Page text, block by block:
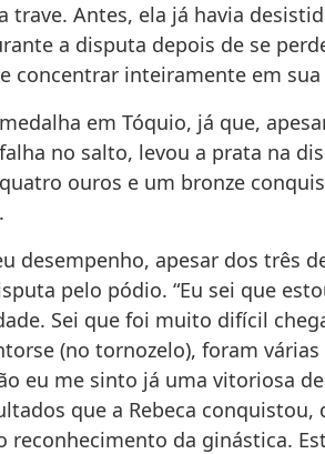
trave. Antes, ela já havia
a disputa depois de se
concentrar inteiramente em
em Tóquio, já que,
no salto, levou a prata na
ouros e um bronze
desempenho, apesar dos três
pelo pódio. “Eu sei que
Sei que foi muito difícil
(no tornozelo), foram várias
eu me sinto já uma vitoriosa
que a Rebeca conquistou,
reconhecimento da ginástica.